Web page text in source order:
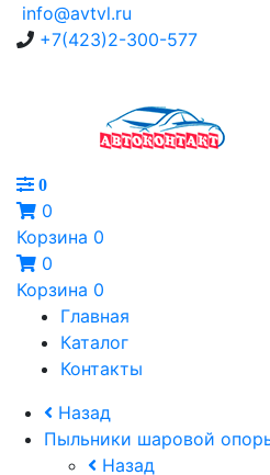
info@avtvl.ru
+7(423)2-300-577
0
0
Корзина 0
0
Корзина 0
Главная
Каталог
Контакты
Назад
Пыльники шаровой
Назад